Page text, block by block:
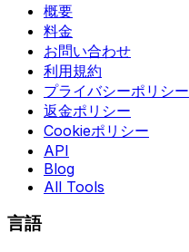
概要
料金
お問い合わせ
利用規約
プライバシーポリシー
返金ポリシー
Cookieポリシー
API
Blog
All Tools
言語